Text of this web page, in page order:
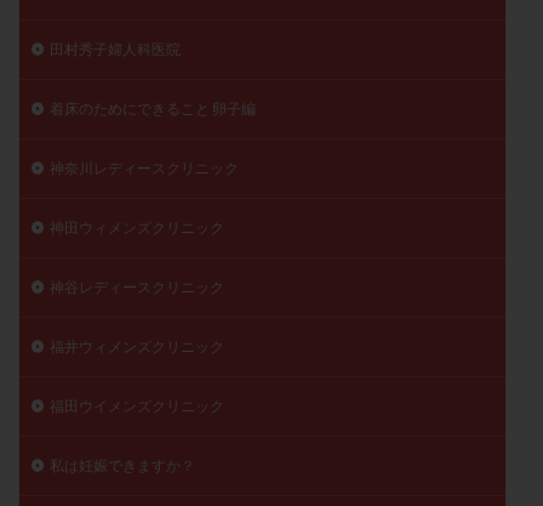
田村秀子婦人科医院
着床のためにできること 卵子編
神奈川レディースクリニック
神田ウィメンズクリニック
神谷レディースクリニック
福井ウィメンズクリニック
福田ウイメンズクリニック
私は妊娠できますか？